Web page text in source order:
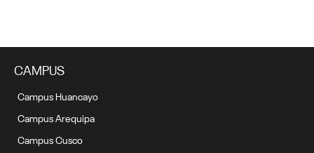
CAMPUS
Campus Huancayo
Campus Arequipa
Campus Cusco